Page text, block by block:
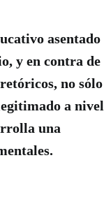
asentado
y en contra de
no sólo
a nivel
una